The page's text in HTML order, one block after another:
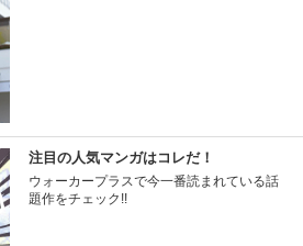
注目の人気マンガはコレだ！
ウォーカープラスで今一番読まれている話
題作をチェック!!